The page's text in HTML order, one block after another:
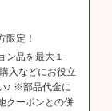
限定！
ン品を最大１
入などにお役立
♪ ※部品代金に
クーポンとの併